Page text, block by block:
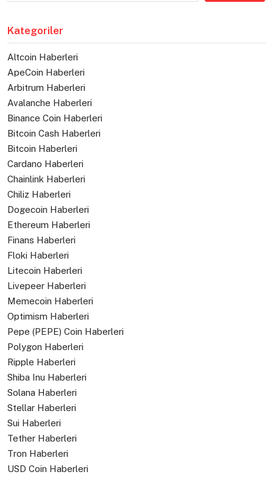
Kategoriler
Altcoin Haberleri
ApeCoin Haberleri
Arbitrum Haberleri
Avalanche Haberleri
Binance Coin Haberleri
Bitcoin Cash Haberleri
Bitcoin Haberleri
Cardano Haberleri
Chainlink Haberleri
Chiliz Haberleri
Dogecoin Haberleri
Ethereum Haberleri
Finans Haberleri
Floki Haberleri
Litecoin Haberleri
Livepeer Haberleri
Memecoin Haberleri
Optimism Haberleri
Pepe (PEPE) Coin Haberleri
Polygon Haberleri
Ripple Haberleri
Shiba Inu Haberleri
Solana Haberleri
Stellar Haberleri
Sui Haberleri
Tether Haberleri
Tron Haberleri
USD Coin Haberleri